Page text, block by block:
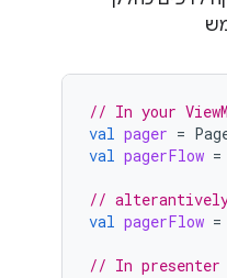
// In your
val pager =
val pagerFlow =
// alterantively
val pagerFlow =
// In presenter